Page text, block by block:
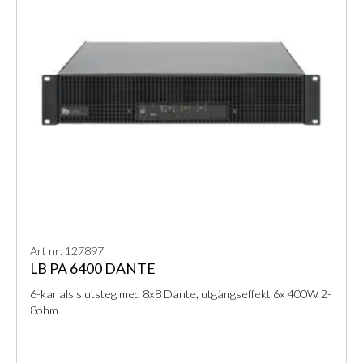
Art nr: 127897
LB PA 6400 DANTE
6-kanals slutsteg med 8x8 Dante, utgångseffekt 6x 400W 2-
8ohm